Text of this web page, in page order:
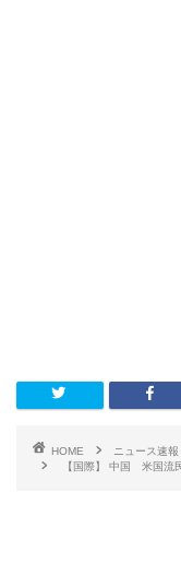
HOME ニュース速報
【国際】 中国 米国流